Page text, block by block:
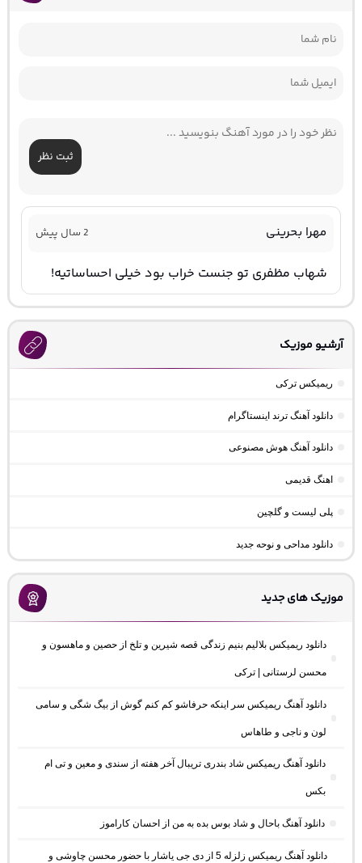
ثبت نظر
مهرا بحرینی 2 سال پیش
شهاب مظفری تو جنست خراب بود خیلی احساساتیه!
آرشیو موزیک
ریمیکس ترکی
دانلود آهنگ ترند اینستاگرام
دانلود آهنگ هوش مصنوعی
اهنگ قدیمی
پلی لیست و گلچین
دانلود مداحی و نوحه جدید
موزیک های جدید
دانلود ریمیکس بلالیم بنیم زندگی قصه شیرین و تلخ از حصین و ماهسون و
محسن لرستانی | ترکی
دانلود آهنگ ریمیکس سر اینکه حرفاشو کم کنم گوش از بیگ شگی و سامی
لون و ناجی و طاهاس
دانلود آهنگ ریمیکس شاد بندری تریبال آخر هفته از سندی و معین و تی ام
بکس
دانلود آهنگ باحال و شاد بوس بده به من از احسان کاراموز
دانلود آهنگ ریمیکس زلزله 5 از دی جی یاشار با حضور محسن چاوشی و